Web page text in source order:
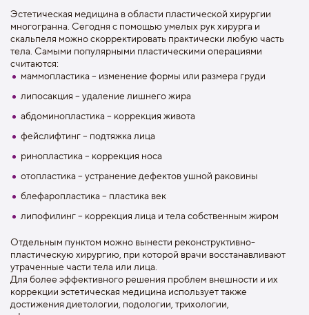
Эстетическая медицина в области пластической хирургии
многогранна. Сегодня с помощью умелых рук хирурга и
скальпеля можно скорректировать практически любую часть
тела. Самыми популярными пластическими операциями
считаются:
маммопластика – изменение формы или размера груди
липосакция – удаление лишнего жира
абдоминопластика – коррекция живота
фейслифтинг – подтяжка лица
ринопластика – коррекция носа
отопластика – устранение дефектов ушной раковины
блефаропластика – пластика век
липофилинг – коррекция лица и тела собственным жиром
Отдельным пунктом можно вынести реконструктивно-
пластическую хирургию, при которой врачи восстанавливают
утраченные части тела или лица.
Для более эффективного решения проблем внешности и их
коррекции эстетическая медицина использует также
достижения диетологии, подологии, трихологии,